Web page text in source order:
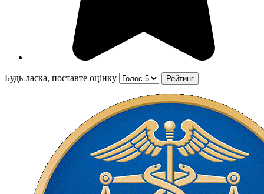
Будь ласка, поставте оцінку